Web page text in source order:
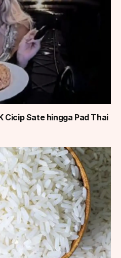
Cicip Sate hingga Pad Thai